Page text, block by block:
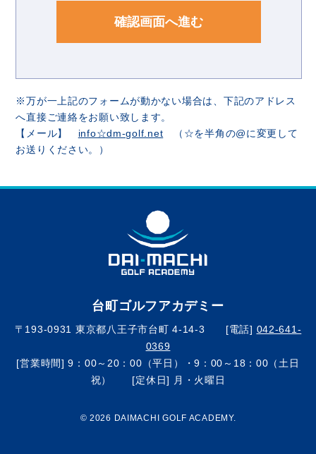
※万が一上記のフォームが動かない場合は、下記のアドレス
へ直接ご連絡をお願い致します。
【メール】 info☆dm-golf.net （☆を半角の@に変更して
お送りください。）
台町ゴルフアカデミー
〒193-0931 東京都八王子市台町 4-14-3 [電話] 042-641-
0369
[営業時間] 9：00～20：00（平日）・9：00～18：00（土日
祝） [定休日] 月・火曜日
© 2026 DAIMACHI GOLF ACADEMY.